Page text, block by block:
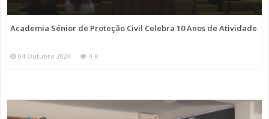
Academia Sénior de Proteção Civil Celebra 10 Anos de Atividade
04 Outubro 2024 0 K